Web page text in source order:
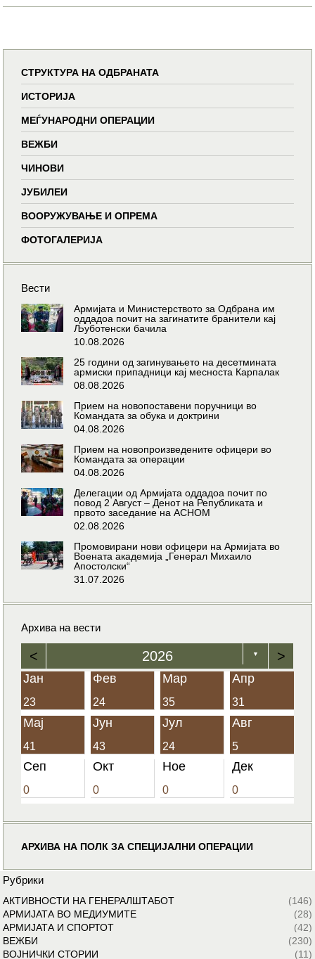
СТРУКТУРА НА ОДБРАНАТА
ИСТОРИЈА
МЕЃУНАРОДНИ ОПЕРАЦИИ
ВЕЖБИ
ЧИНОВИ
ЈУБИЛЕИ
ВООРУЖУВАЊЕ И ОПРЕМА
ФОТОГАЛЕРИЈА
Вести
Армијата и Министерството за Одбрана им
оддадоа почит на загинатите бранители кај
Љуботенски бачила
10.08.2026
25 години од загинувањето на десетмината
армиски припадници кај месноста Карпалак
08.08.2026
Прием на новопоставени поручници во
Командата за обука и доктрини
04.08.2026
Прием на новопроизведените офицери во
Командата за операции
04.08.2026
Делегации од Армијата оддадоа почит по
повод 2 Август – Денот на Републиката и
првото заседание на АСНОМ
02.08.2026
Промовирани нови офицери на Армијата во
Воената академија „Генерал Михаило
Апостолски“
31.07.2026
Архива на вести
< 2026 ▼ >
Јан
23
Фев
24
Мар
35
Апр
31
Мај
41
Јун
43
Јул
24
Авг
5
Сеп
0
Окт
0
Ное
0
Дек
0
АРХИВА НА ПОЛК ЗА СПЕЦИЈАЛНИ ОПЕРАЦИИ
Рубрики
АКТИВНОСТИ НА ГЕНЕРАЛШТАБОТ
(146)
АРМИЈАТА ВО МЕДИУМИТЕ
(28)
АРМИЈАТА И СПОРТОТ
(42)
ВЕЖБИ
(230)
ВОЈНИЧКИ СТОРИИ
(11)